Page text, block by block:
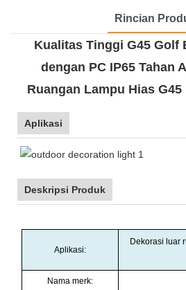
Rincian
Kualitas Tinggi G45 Golf
dengan PC IP65 Tahan
Ruangan Lampu Hias
Aplikasi
Deskripsi Produk
Aplikasi:
Dekorasi luar
Nama merk: